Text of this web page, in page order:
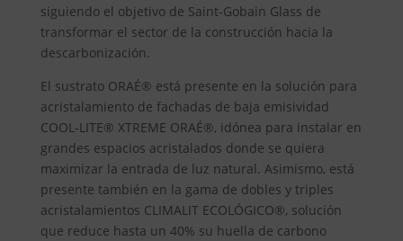
siguiendo el objetivo de Saint-Gobain Glass de
transformar el sector de la construcción hacia la
descarbonización.
El sustrato ORAÉ® está presente en la solución para
acristalamiento de fachadas de baja emisividad
COOL-LITE® XTREME ORAÉ®, idónea para instalar en
grandes espacios acristalados donde se quiera
maximizar la entrada de luz natural. Asimismo, está
presente también en la gama de dobles y triples
acristalamientos CLIMALIT ECOLÓGICO®, solución
que reduce hasta un 40% su huella de carbono